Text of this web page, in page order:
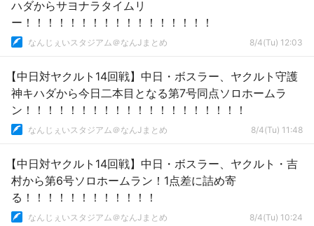
ハダからサヨナラタイムリ
ー！！！！！！！！！！！！！！！！！
なんじぇいスタジアム＠なんJまとめ 8/4(Tu) 12:03
【中日対ヤクルト14回戦】中日・ボスラー、ヤクルト守護
神キハダから今日二本目となる第7号同点ソロホームラ
ン！！！！！！！！！！！！！！！！！！！！
なんじぇいスタジアム＠なんJまとめ 8/4(Tu) 11:48
【中日対ヤクルト14回戦】中日・ボスラー、ヤクルト・吉
村から第6号ソロホームラン！1点差に詰め寄
る！！！！！！！！！！！！
なんじぇいスタジアム＠なんJまとめ 8/4(Tu) 10:24